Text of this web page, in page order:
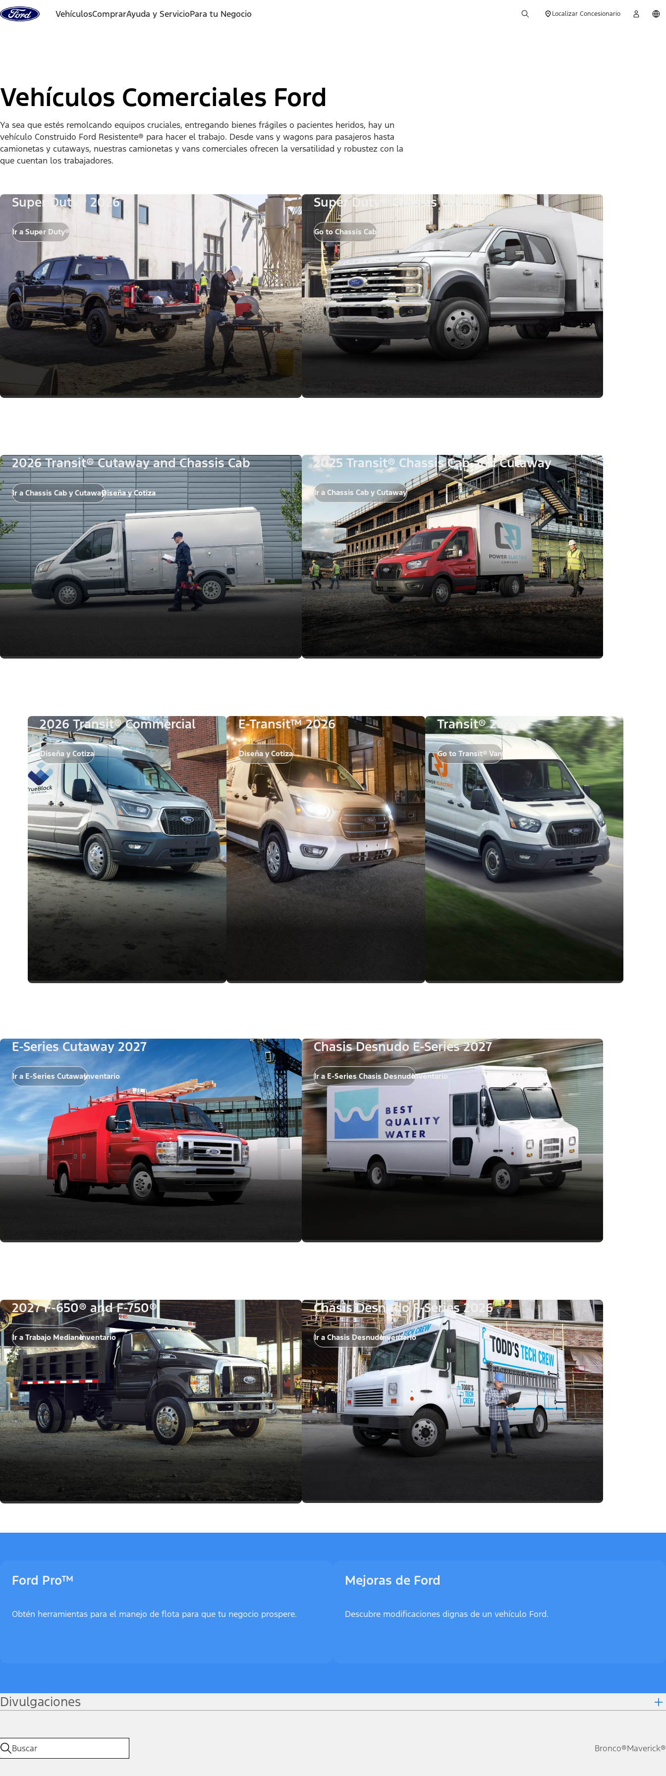
Saltar al contenido
VehículosComprarAyuda y ServicioPara tu Negocio Localizar Concesionario
Vehículos Comerciales Ford
Ya sea que estés remolcando equipos cruciales, entregando bienes frágiles o pacientes heridos, hay un
vehículo Construido Ford Resistente® para hacer el trabajo. Desde vans y wagons para pasajeros hasta
camionetas y cutaways, nuestras camionetas y vans comerciales ofrecen la versatilidad y robustez con la
que cuentan los trabajadores.
Super Duty® 2026
Ir a Super Duty®
Super Duty® Chassis Cab 2026
Go to Chassis Cab
2026 Transit® Cutaway and Chassis Cab
Ir a Chassis Cab y CutawayDiseña y Cotiza
2025 Transit® Chassis Cab and Cutaway
Ir a Chassis Cab y Cutaway
2026 Transit® Commercial
Diseña y Cotiza
E-Transit™ 2026
Diseña y Cotiza
Transit® 2025
Go to Transit® Van
E-Series Cutaway 2027
Ir a E-Series CutawayInventario
Chasis Desnudo E-Series 2027
Ir a E-Series Chasis DesnudoInventario
2027 F-650® and F-750®
Ir a Trabajo MedianoInventario
Chasis Desnudo F-Series 2026
Ir a Chasis DesnudoInventario
Ford Pro™
Obtén herramientas para el manejo de flota para que tu negocio prospere.
Mejoras de Ford
Descubre modificaciones dignas de un vehículo Ford.
Divulgaciones
Bronco®Maverick®